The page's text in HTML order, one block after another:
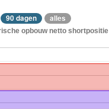
90 dagen alles
opbouw netto